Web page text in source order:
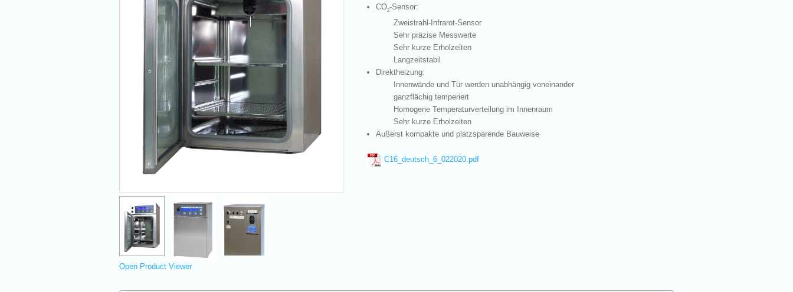
Open Product Viewer
CO2-Sensor:
Zweistrahl-Infrarot-Sensor
Sehr präzise Messwerte
Sehr kurze Erholzeiten
Langzeitstabil
Direktheizung:
Innenwände und Tür werden unabhängig voneinander
ganzflächig temperiert
Homogene Temperaturverteilung im Innenraum
Sehr kurze Erholzeiten
Äußerst kompakte und platzsparende Bauweise
C16_deutsch_6_022020.pdf